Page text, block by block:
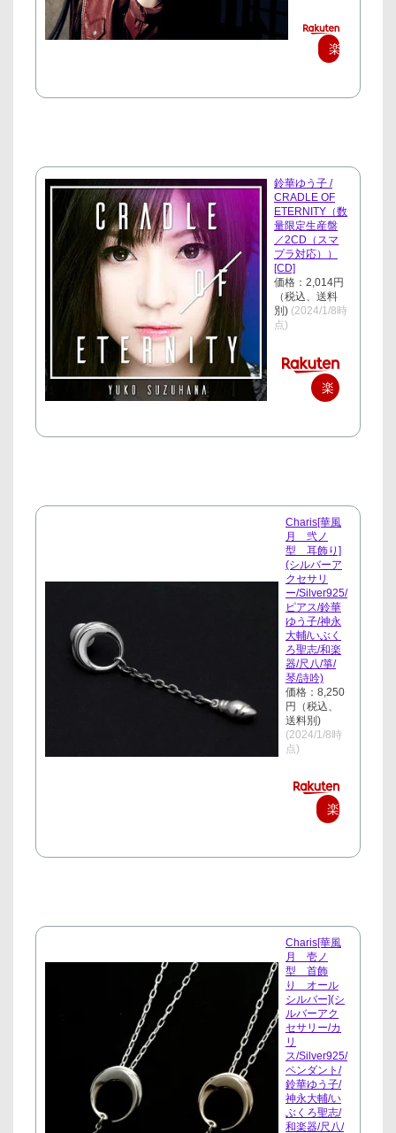
楽
鈴華ゆう子 /
CRADLE OF
ETERNITY（数
量限定生産盤
／2CD（スマ
プラ対応））
[CD]
価格：2,014円
（税込、送料
別) (2024/1/8時
点)
楽
Charis[華風
月 弐ノ
型 耳飾り]
(シルバーア
クセサリ
ー/Silver925/
ピアス/鈴華
ゆう子/神永
大輔/いぶく
ろ聖志/和楽
器/尺八/箏/
琴/詩吟)
価格：8,250
円（税込、
送料別)
(2024/1/8時
点)
楽
Charis[華風
月 壱ノ
型 首飾
り オール
シルバー](シ
ルバーアク
セサリー/カ
リ
ス/Silver925/
ペンダント/
鈴華ゆう子/
神永大輔/い
ぶくろ聖志/
和楽器/尺八/